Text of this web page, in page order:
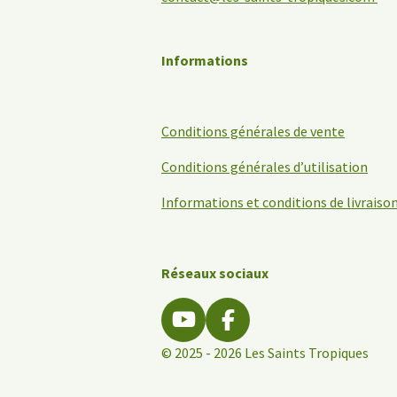
Informations
Conditions générales de vente
Conditions générales d’utilisation
Informations et conditions de
Réseaux sociaux
Y
o
F
a
© 2025 - 2026 Les Saints Tropiques